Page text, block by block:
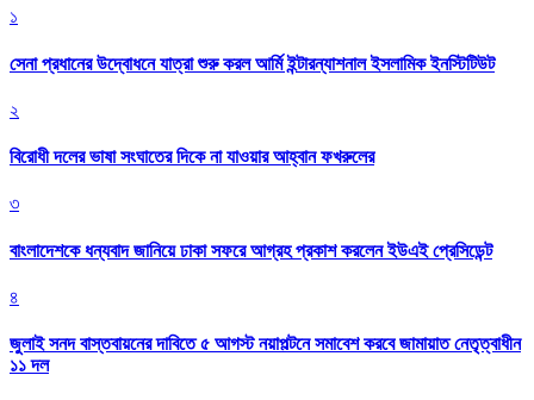
১
সেনা প্রধানের উদ্বোধনে যাত্রা শুরু করল আর্মি ইন্টারন্যাশনাল ইসলামিক ইনস্টিটিউট
২
বিরোধী দলের ভাষা সংঘাতের দিকে না যাওয়ার আহ্বান ফখরুলের
৩
বাংলাদেশকে ধন্যবাদ জানিয়ে ঢাকা সফরে আগ্রহ প্রকাশ করলেন ইউএই প্রেসিডেন্ট
৪
জুলাই সনদ বাস্তবায়নের দাবিতে ৫ আগস্ট নয়াপল্টনে সমাবেশ করবে জামায়াত নেতৃত্বাধীন
১১ দল